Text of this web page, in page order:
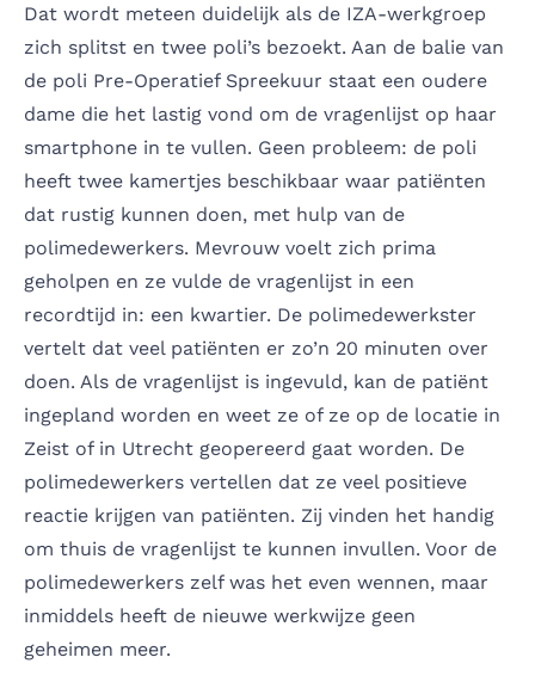
Dat wordt meteen duidelijk als de IZA-werkgroep
zich splitst en twee poli’s bezoekt. Aan de balie van
de poli Pre-Operatief Spreekuur staat een oudere
dame die het lastig vond om de vragenlijst op haar
smartphone in te vullen. Geen probleem: de poli
heeft twee kamertjes beschikbaar waar patiënten
dat rustig kunnen doen, met hulp van de
polimedewerkers. Mevrouw voelt zich prima
geholpen en ze vulde de vragenlijst in een
recordtijd in: een kwartier. De polimedewerkster
vertelt dat veel patiënten er zo’n 20 minuten over
doen. Als de vragenlijst is ingevuld, kan de patiënt
ingepland worden en weet ze of ze op de locatie in
Zeist of in Utrecht geopereerd gaat worden. De
polimedewerkers vertellen dat ze veel positieve
reactie krijgen van patiënten. Zij vinden het handig
om thuis de vragenlijst te kunnen invullen. Voor de
polimedewerkers zelf was het even wennen, maar
inmiddels heeft de nieuwe werkwijze geen
geheimen meer.